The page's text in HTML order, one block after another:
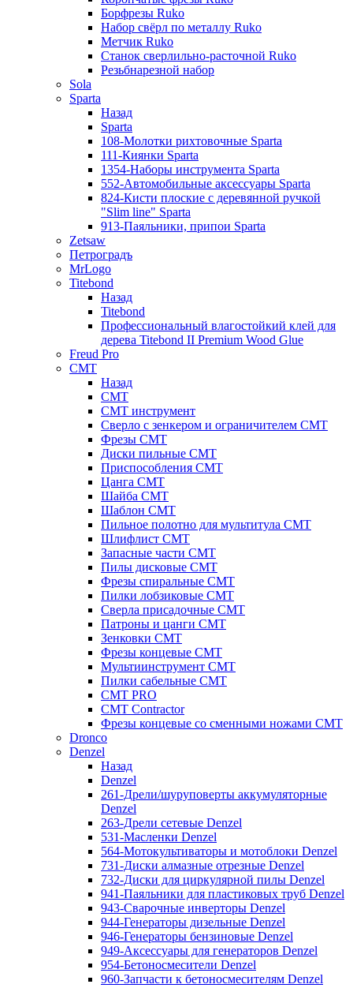
Борфрезы Ruko
Набор свёрл по металлу Ruko
Метчик Ruko
Станок сверлильно-расточной Ruko
Резьбнарезной набор
Sola
Sparta
Назад
Sparta
108-Молотки рихтовочные Sparta
111-Киянки Sparta
1354-Наборы инструмента Sparta
552-Автомобильные аксессуары Sparta
824-Кисти плоские с деревянной ручкой
"Slim line" Sparta
913-Паяльники, припои Sparta
Zetsaw
Петроградъ
MrLogo
Titebond
Назад
Titebond
Профессиональный влагостойкий клей для
дерева Titebond II Premium Wood Glue
Freud Pro
CMT
Назад
CMT
CMT инструмент
Сверло с зенкером и ограничителем CMT
Фрезы CMT
Диски пильные CMT
Приспособления СМТ
Цанга CMT
Шайба CMT
Шаблон CMT
Пильное полотно для мультитула CMT
Шлифлист CMT
Запасные части CMT
Пилы дисковые CMT
Фрезы спиральные CMT
Пилки лобзиковые СМТ
Сверла присадочные СМТ
Патроны и цанги CMT
Зенковки СМТ
Фрезы концевые CMT
Мультиинструмент СМТ
Пилки сабельные СМТ
CMT PRO
CMT Contractor
Фрезы концевые со сменными ножами CMT
Dronco
Denzel
Назад
Denzel
261-Дрели/шуруповерты аккумуляторные
Denzel
263-Дрели сетевые Denzel
531-Масленки Denzel
564-Мотокультиваторы и мотоблоки Denzel
731-Диски алмазные отрезные Denzel
732-Диски для циркулярной пилы Denzel
941-Паяльники для пластиковых труб Denzel
943-Сварочные инверторы Denzel
944-Генераторы дизельные Denzel
946-Генераторы бензиновые Denzel
949-Аксессуары для генераторов Denzel
954-Бетоносмесители Denzel
960-Запчасти к бетоносмесителям Denzel